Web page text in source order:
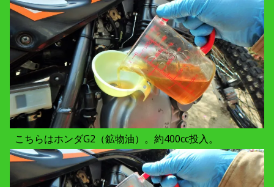
こちらはホンダG2（鉱物油）。約400cc投入。